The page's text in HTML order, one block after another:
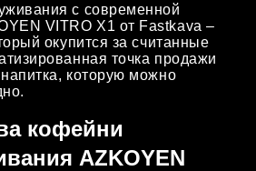
с современной
VITRO X1 от Fastkava –
окупится за считанные
точка продажи
которую можно
кофейни
AZKOYEN